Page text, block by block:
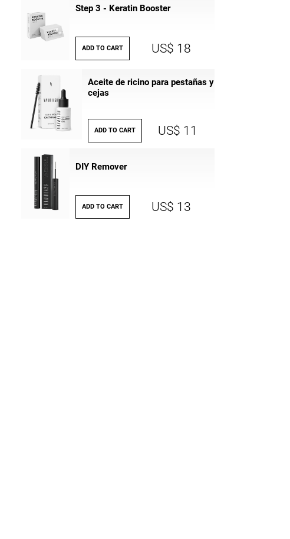
Step 3 - Keratin Booster
ADD TO CART US$ 18
Aceite de ricino para pestañas y
cejas
ADD TO CART US$ 11
DIY Remover
ADD TO CART US$ 13